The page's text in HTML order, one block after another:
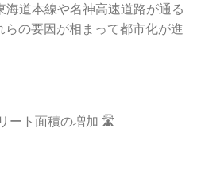
海道本線や名神高速道路が通る
の要因が相まって都市化が進
ート面積の増加 🛣️